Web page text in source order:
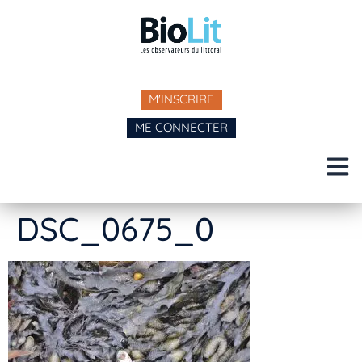
M'INSCRIRE
ME CONNECTER
DSC_0675_0